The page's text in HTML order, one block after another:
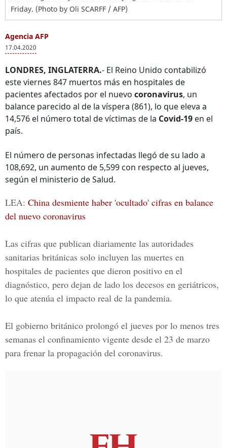
Friday. (Photo by Oli SCARFF / AFP)
Agencia AFP
17.04.2020
LONDRES, INGLATERRA.- El Reino Unido contabilizó
este viernes 847 muertos más en hospitales de
pacientes afectados por el nuevo coronavirus, un
balance parecido al de la víspera (861), lo que eleva a
14,576 el número total de víctimas de la Covid-19 en el
país.
El número de personas infectadas llegó de su lado a
108,692, un aumento de 5,599 con respecto al jueves,
según el ministerio de Salud.
LEA: China desmiente haber 'ocultado' cifras en balance
del nuevo coronavirus
Las cifras que publican diariamente las autoridades
sanitarias británicas solo incluyen las muertes en
hospitales de pacientes que dieron positivo en el
diagnóstico, pero dejan de lado los decesos en geriátricos,
lo que atenúa el impacto real de la pandemia.
El gobierno británico prolongó el jueves por lo menos tres
semanas el confinamiento vigente desde el 23 de marzo
para frenar la propagación del coronavirus.